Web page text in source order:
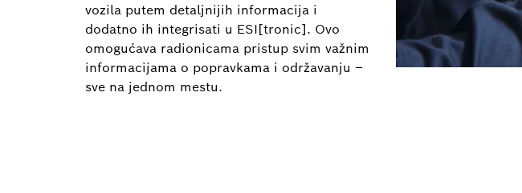
vozila putem detaljnijih informacija i
dodatno ih integrisati u ESI[tronic]. Ovo
omogućava radionicama pristup svim važnim
informacijama o popravkama i održavanju –
sve na jednom mestu.